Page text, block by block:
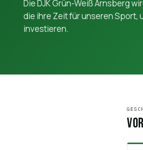
Die DJK Grün-Weiß Arnsberg
die ihre Zeit für unseren Sport,
investieren.